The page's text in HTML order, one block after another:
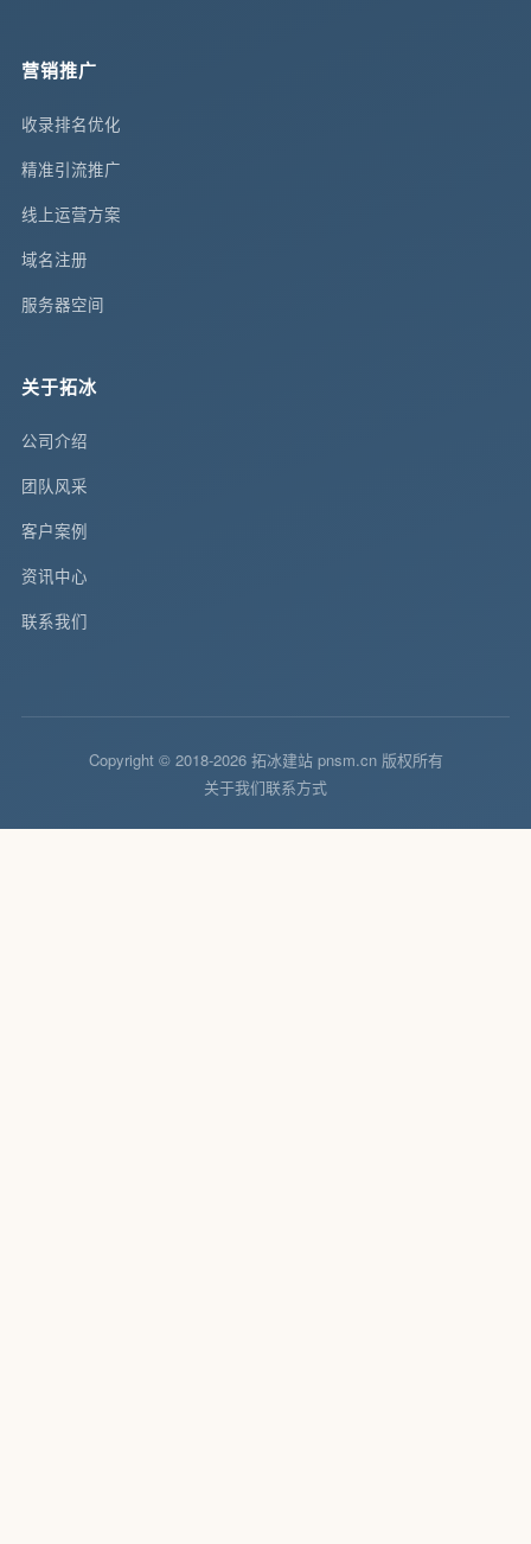
营销推广
收录排名优化
精准引流推广
线上运营方案
域名注册
服务器空间
关于拓冰
公司介绍
团队风采
客户案例
资讯中心
联系我们
Copyright © 2018-2026 拓冰建站 pnsm.cn 版权所有
关于我们联系方式